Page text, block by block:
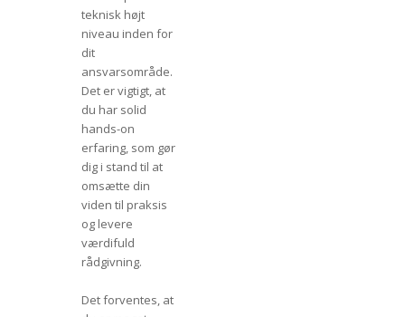
teknisk højt
niveau inden for
dit
ansvarsområde.
Det er vigtigt, at
du har solid
hands-on
erfaring, som gør
dig i stand til at
omsætte din
viden til praksis
og levere
værdifuld
rådgivning.
Det forventes, at